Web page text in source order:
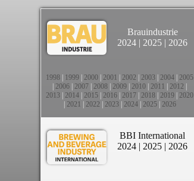
Brauindustrie
2024 | 2025 | 2026
1998 1999 2000 2001 2002 2003 2004 2005
2006 2007 2008 2009 2010 2011 2012
2013 2014 2015 2016 2017 2018 2019 2020
2021 2022 2023| 2024| 2025| 2026
BBI International
2024 | 2025 | 2026